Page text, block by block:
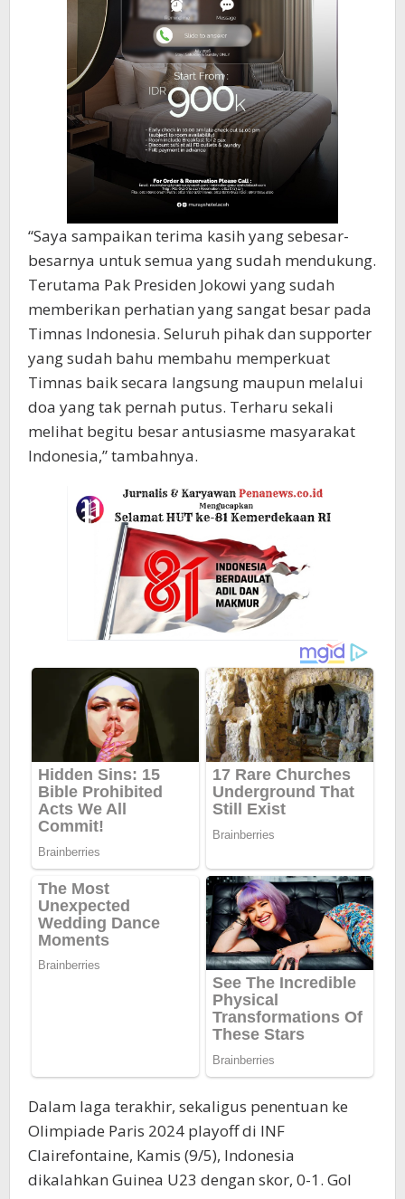
“Saya sampaikan terima kasih yang sebesar-
besarnya untuk semua yang sudah mendukung.
Terutama Pak Presiden Jokowi yang sudah
memberikan perhatian yang sangat besar pada
Timnas Indonesia. Seluruh pihak dan supporter
yang sudah bahu membahu memperkuat
Timnas baik secara langsung maupun melalui
doa yang tak pernah putus. Terharu sekali
melihat begitu besar antusiasme masyarakat
Indonesia,” tambahnya.
Dalam laga terakhir, sekaligus penentuan ke
Olimpiade Paris 2024 playoff di INF
Clairefontaine, Kamis (9/5), Indonesia
dikalahkan Guinea U23 dengan skor, 0-1. Gol